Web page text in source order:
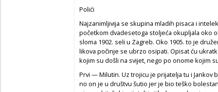
Polići
Najzanimljivija se skupina mladih pisaca i
početkom dvadesetoga stoljeća okupljala oko
sloma 1902. seli u Zagreb. Oko 1905. to je
likova počinje se ubrzo osipati. Opisat ću
kojim su došli na svijet, nego po onome kojim
Prvi — Milutin. Uz trojicu je prijatelja tu i
no on je u društvu šutio jer je bio teško